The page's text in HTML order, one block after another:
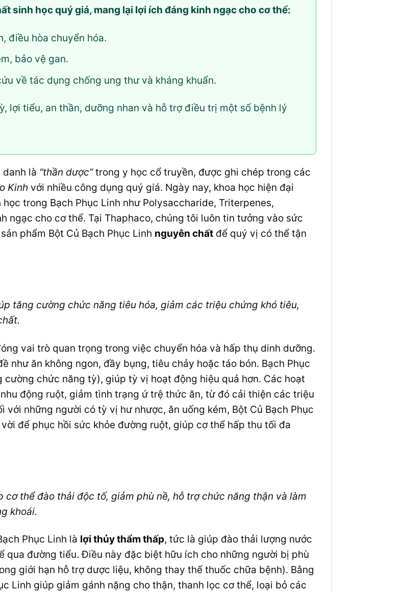
sinh học quý giá, mang lại lợi ích đáng kinh ngạc cho cơ thể:
điều hòa chuyển hóa.
bảo vệ gan.
về tác dụng chống ung thư và kháng khuẩn.
lợi tiểu, an thần, dưỡng nhan và hỗ trợ điều trị một số bệnh lý
danh là “thần dược”trong y học cổ truyền, được ghi chép trong các
Kinh với nhiều công dụng quý giá. Ngày nay, khoa học hiện đại
trong Bạch Phục Linh như Polysaccharide, Triterpenes,
ngạc cho cơ thể. Tại Thaphaco, chúng tôi luôn tin tưởng vào sức
phẩm Bột Củ Bạch Phục Linh nguyên chất để quý vị có thể tận
tăng cường chức năng tiêu hóa, giảm các triệu chứng khó tiêu,
vai trò quan trọng trong việc chuyển hóa và hấp thụ dinh dưỡng.
như ăn không ngon, đầy bụng, tiêu chảy hoặc táo bón. Bạch Phục
cường chức năng tỳ), giúp tỳ vị hoạt động hiệu quả hơn. Các hoạt
động ruột, giảm tình trạng ứ trệ thức ăn, từ đó cải thiện các triệu
những người có tỳ vị hư nhược, ăn uống kém, Bột Củ Bạch Phục
để phục hồi sức khỏe đường ruột, giúp cơ thể hấp thu tối đa
cơ thể đào thải độc tố, giảm phù nề, hỗ trợ chức năng thận và làm
khoái.
Phục Linh là lợi thủy thẩm thấp, tức là giúp đào thải lượng nước
qua đường tiểu. Điều này đặc biệt hữu ích cho những người bị phù
giới hạn hỗ trợ dược liệu, không thay thế thuốc chữa bệnh). Bằng
Linh giúp giảm gánh nặng cho thận, thanh lọc cơ thể, loại bỏ các